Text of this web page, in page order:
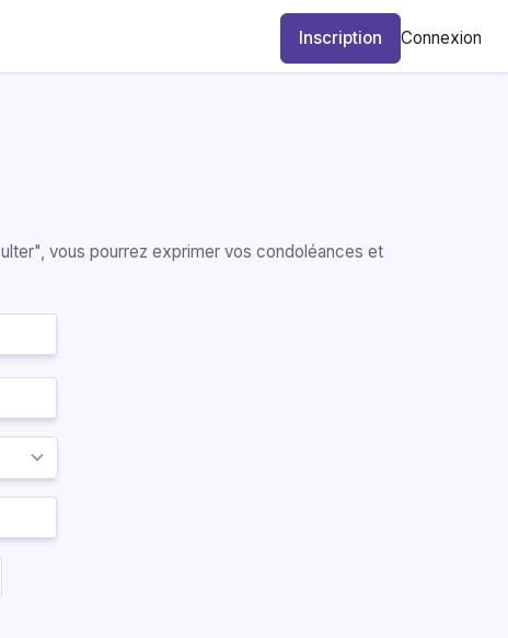
Inscription Connexion
vous pourrez exprimer vos condoléances et